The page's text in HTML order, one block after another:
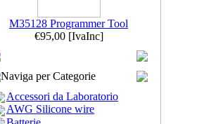
M35128 Programmer Tool
€95,00 [IvaInc]
Naviga per Categorie
Accessori da Laboratorio
AWG Silicone wire